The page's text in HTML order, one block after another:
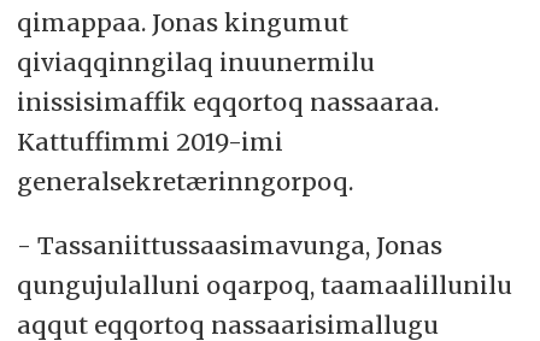
qimappaa. Jonas kingumut
qiviaqqinngilaq inuunermilu
inissisimaffik eqqortoq nassaaraa.
Kattuffimmi 2019-imi
generalsekretærinngorpoq.
- Tassaniittussaasimavunga, Jonas
qungujulalluni oqarpoq, taamaalillunilu
aqqut eqqortoq nassaarisimallugu